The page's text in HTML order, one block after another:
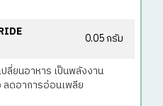
0.05 กรัม
ลี่ยนอาหาร เป็นพลังงาน
ลดอาการอ่อนเพลีย